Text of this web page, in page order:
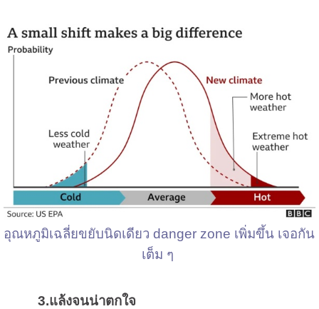
อุณหภูมิเฉลี่ยขยับนิดเดียว danger zone เพิ่มขึ้น เจอกัน
เต็ม ๆ
3.แล้งจนน่าตกใจ